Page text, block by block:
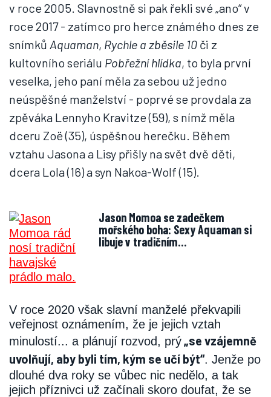
v roce 2005. Slavnostně si pak řekli své „ano“ v
roce 2017 - zatímco pro herce známého dnes ze
snímků Aquaman, Rychle a zběsile 10 či z
kultovního seriálu Pobřežní hlídka, to byla první
veselka, jeho paní měla za sebou už jedno
neúspěšné manželství - poprvé se provdala za
zpěváka Lennyho Kravitze (59), s nímž měla
dceru Zoë (35), úspěšnou herečku. Během
vztahu Jasona a Lisy přišly na svět dvě děti,
dcera Lola (16) a syn Nakoa-Wolf (15).
Jason Momoa se zadečkem
mořského boha: Sexy Aquaman si
libuje v tradičním…
V roce 2020 však slavní manželé překvapili
veřejnost oznámením, že je jejich vztah
minulostí... a plánují rozvod, prý„se vzájemně
uvolňují, aby byli tím, kým se učí být“. Jenže po
dlouhé dva roky se vůbec nic nedělo, a tak
jejich příznivci už začínali skoro doufat, že se